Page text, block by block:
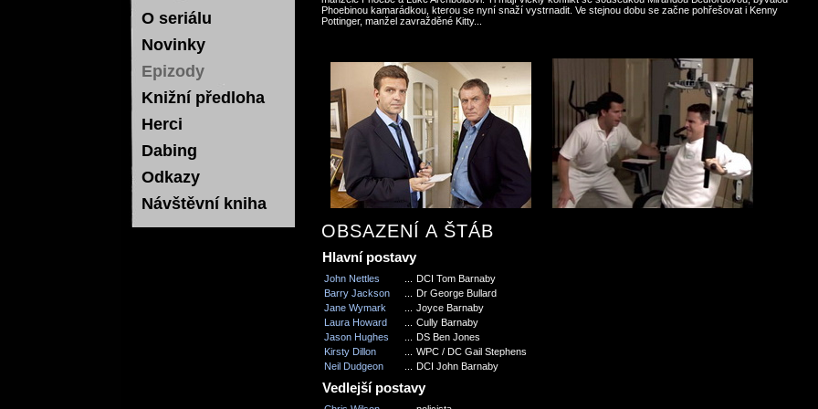
O seriálu
Novinky
Epizody
Knižní předloha
Herci
Dabing
Odkazy
Návštěvní kniha
Phoebinou kamarádkou, kterou se nyní snaží vystrnadit. Ve stejnou dobu se začne pohřešovat i Kenny
Pottinger, manžel zavražděné Kitty...
OBSAZENÍ A ŠTÁB
Hlavní postavy
John Nettles
DCI Tom Barnaby
Barry Jackson
Dr George Bullard
Jane Wymark
Joyce Barnaby
Laura Howard
Cully Barnaby
Jason Hughes
DS Ben Jones
Kirsty Dillon
WPC / DC Gail Stephens
Neil Dudgeon
DCI John Barnaby
Vedlejší postavy